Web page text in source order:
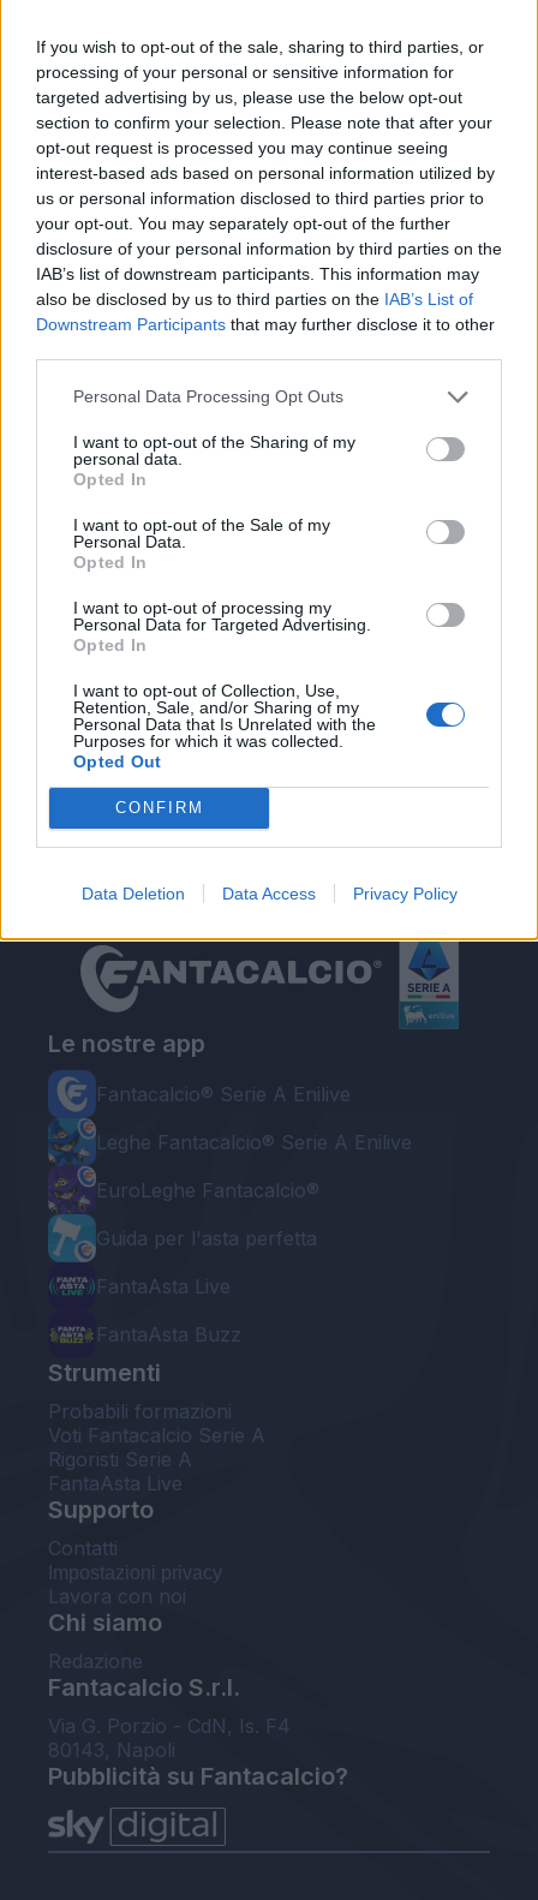
If you wish to opt-out of the sale, sharing to third parties, or
processing of your personal or sensitive information for
targeted advertising by us, please use the below opt-out
section to confirm your selection. Please note that after your
opt-out request is processed you may continue seeing
interest-based ads based on personal information utilized by
us or personal information disclosed to third parties prior to
your opt-out. You may separately opt-out of the further
disclosure of your personal information by third parties on the
IAB’s list of downstream participants. This information may
also be disclosed by us to third parties on the IAB’s List of
Downstream Participants that may further disclose it to other
Personal Data Processing Opt Outs
I want to opt-out of the Sharing of my
personal data.
Opted In
I want to opt-out of the Sale of my
Personal Data.
Opted In
I want to opt-out of processing my
Personal Data for Targeted Advertising.
Opted In
I want to opt-out of Collection, Use,
Retention, Sale, and/or Sharing of my
Personal Data that Is Unrelated with the
Purposes for which it was collected.
Opted Out
CONFIRM
Data Deletion Data Access Privacy Policy
sul laterale giallorosso.Theo in uscita dal
Milan che non ha ma mai aperto alla possibilità
di trasferirsi nel campionato arabo. Nonostante
questo, l'Al Hilal ha intenzione di effettuare un
ultimo tentativo 'della disperazione'. Dovesse
andare anche quello a vuoto, allora andrebbero
achiudere effettivamente la trattativa per
Angelino.
Autore
Redazione Fantacalcio.it
Le nostre app
Fantacalcio® Serie A Enilive
Leghe Fantacalcio® Serie A Enilive
EuroLeghe Fantacalcio®
Guida per l'asta perfetta
FantaAsta Live
FantaAsta Buzz
Strumenti
Probabili formazioni
Voti Fantacalcio Serie A
Rigoristi Serie A
FantaAsta Live
Supporto
Contatti
Impostazioni privacy
Lavora con noi
Chi siamo
Redazione
Fantacalcio S.r.l.
Via G. Porzio - CdN, Is. F4
80143, Napoli
Pubblicità su Fantacalcio?